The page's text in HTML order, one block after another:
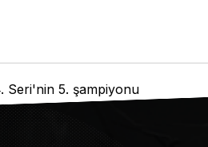
Seri'nin 5. şampiyonu